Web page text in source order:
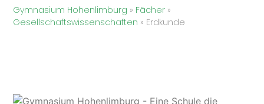
Gymnasium Hohenlimburg » Fächer »
Gesellschaftswissenschaften » Erdkunde